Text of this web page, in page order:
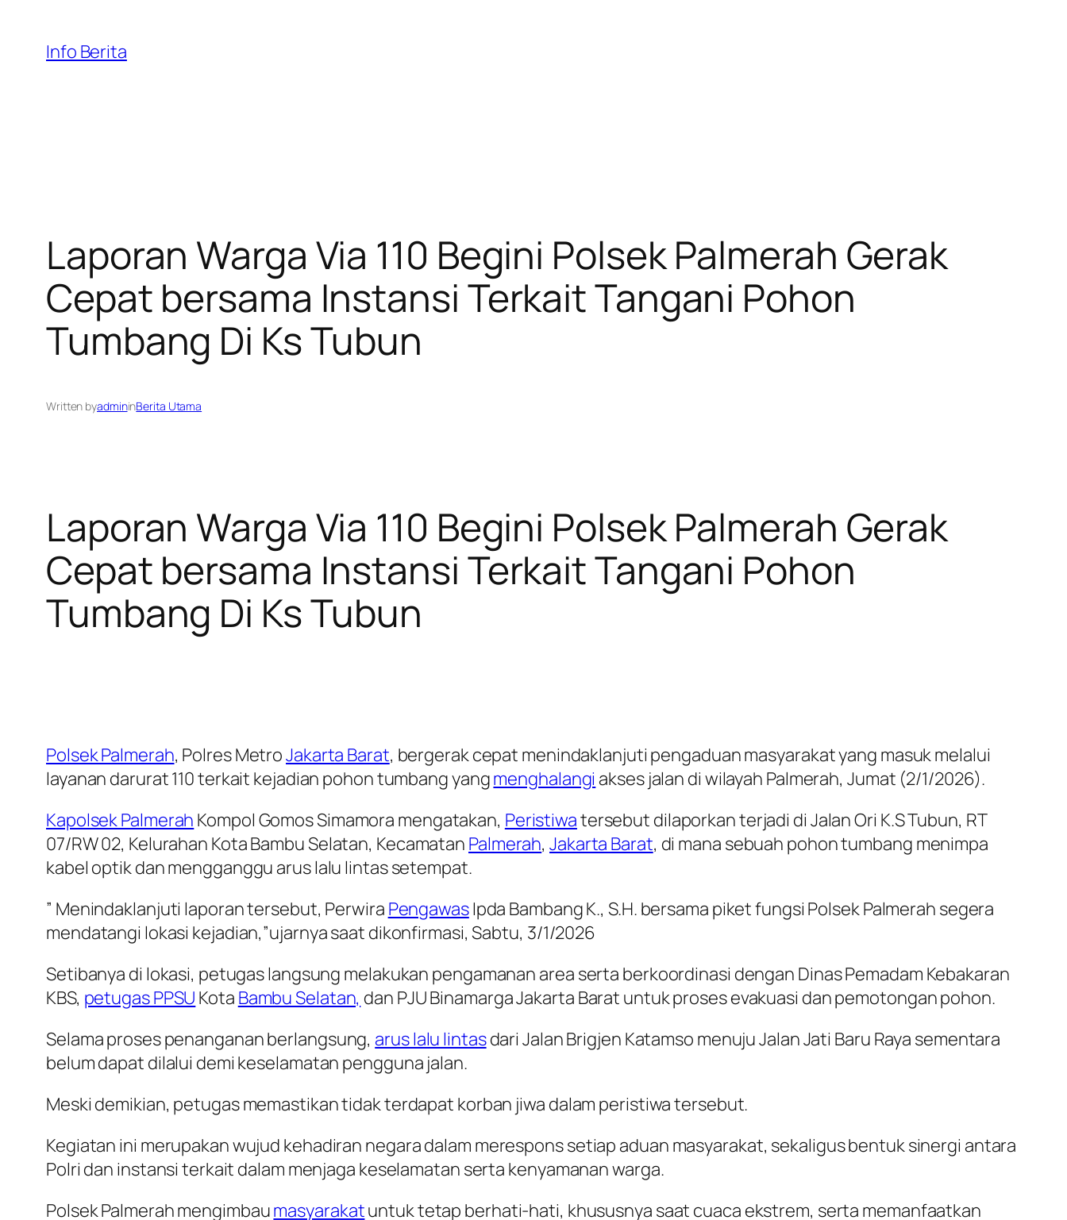
content
Info Berita
Laporan Warga Via 110 Begini Polsek Palmerah Gerak
Cepat bersama Instansi Terkait Tangani Pohon
Tumbang Di Ks Tubun
Written byadmininBerita Utama
Laporan Warga Via 110 Begini Polsek Palmerah Gerak
Cepat bersama Instansi Terkait Tangani Pohon
Tumbang Di Ks Tubun
Polsek Palmerah, Polres MetroJakarta Barat, bergerak cepat menindaklanjuti pengaduan masyarakat yang masuk melalui
layanan darurat 110 terkait kejadian pohon tumbang yangmenghalangi akses jalan di wilayah Palmerah, Jumat (2/1/2026).
Kapolsek Palmerah Kompol Gomos Simamora mengatakan, Peristiwatersebut dilaporkan terjadi di Jalan Ori K.S Tubun, RT
07/RW 02, Kelurahan Kota Bambu Selatan, Kecamatan Palmerah,Jakarta Barat, di mana sebuah pohon tumbang menimpa
kabel optik dan mengganggu arus lalu lintas setempat.
” Menindaklanjuti laporan tersebut, Perwira PengawasIpda Bambang K., S.H. bersama piket fungsi Polsek Palmerah segera
mendatangi lokasi kejadian,”ujarnya saat dikonfirmasi, Sabtu, 3/1/2026
Setibanya di lokasi, petugas langsung melakukan pengamanan area serta berkoordinasi dengan Dinas Pemadam Kebakaran
KBS, petugas PPSU Kota Bambu Selatan, dan PJU Binamarga Jakarta Barat untuk proses evakuasi dan pemotongan pohon.
Selama proses penanganan berlangsung, arus lalu lintasdari Jalan Brigjen Katamso menuju Jalan Jati Baru Raya sementara
belum dapat dilalui demi keselamatan pengguna jalan.
Meski demikian, petugas memastikan tidak terdapat korban jiwa dalam peristiwa tersebut.
Kegiatan ini merupakan wujud kehadiran negara dalam merespons setiap aduan masyarakat, sekaligus bentuk sinergi antara
Polri dan instansi terkait dalam menjaga keselamatan serta kenyamanan warga.
Polsek Palmerah mengimbaumasyarakatuntuk tetap berhati-hati, khususnya saat cuaca ekstrem, serta memanfaatkan